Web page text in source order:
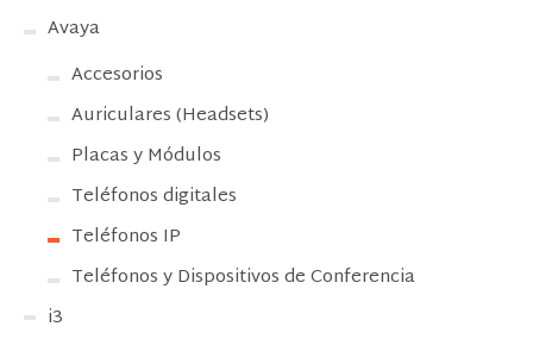
Avaya
Accesorios
Auriculares (Headsets)
Placas y Módulos
Teléfonos digitales
Teléfonos IP
Teléfonos y Dispositivos de Conferencia
i3